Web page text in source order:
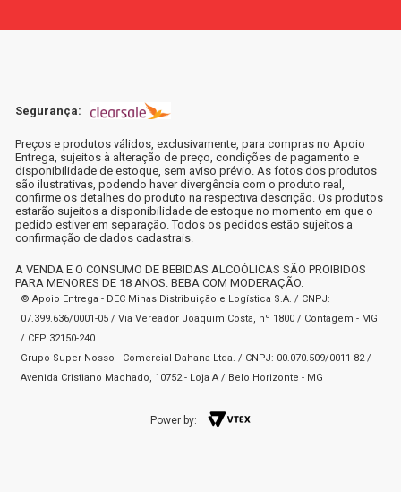
Segurança:
Preços e produtos válidos, exclusivamente, para compras no Apoio
Entrega, sujeitos à alteração de preço, condições de pagamento e
disponibilidade de estoque, sem aviso prévio. As fotos dos produtos
são ilustrativas, podendo haver divergência com o produto real,
confirme os detalhes do produto na respectiva descrição. Os produtos
estarão sujeitos a disponibilidade de estoque no momento em que o
pedido estiver em separação. Todos os pedidos estão sujeitos a
confirmação de dados cadastrais.
A VENDA E O CONSUMO DE BEBIDAS ALCOÓLICAS SÃO PROIBIDOS
PARA MENORES DE 18 ANOS. BEBA COM MODERAÇÃO.
© Apoio Entrega - DEC Minas Distribuição e Logística S.A. / CNPJ:
07.399.636/0001-05 / Via Vereador Joaquim Costa, nº 1800 / Contagem - MG
/ CEP 32150-240
Grupo Super Nosso - Comercial Dahana Ltda. / CNPJ: 00.070.509/0011-82 /
Avenida Cristiano Machado, 10752 - Loja A / Belo Horizonte - MG
Power by: